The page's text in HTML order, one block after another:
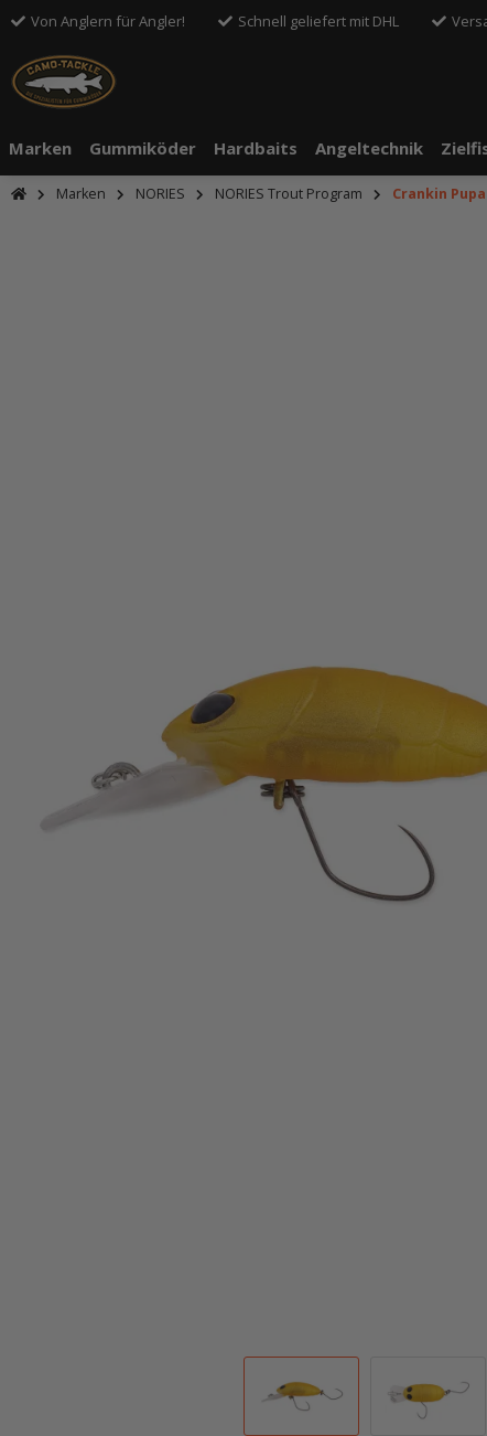
Von Anglern für Angler! Schnell geliefert mit DHL
Marken Gummiköder Hardbaits Angeltechnik
Marken NORIES NORIES Trout Program Crankin Pupa